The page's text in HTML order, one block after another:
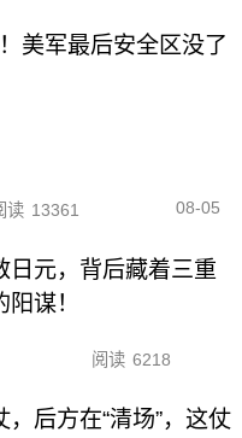
美军最后安全区没了
读 13361 08-05
日元，背后藏着三重
谋！
阅读 6218
，后方在“清场”，这仗